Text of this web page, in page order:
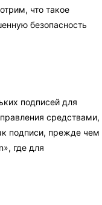
что такое
безопасность
подписей для
средствами,
подписи, прежде чем
где для